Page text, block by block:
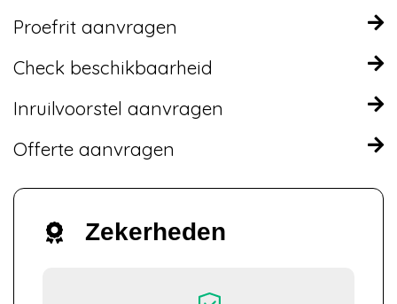
Proefrit aanvragen
Check beschikbaarheid
Inruilvoorstel aanvragen
Offerte aanvragen
Zekerheden